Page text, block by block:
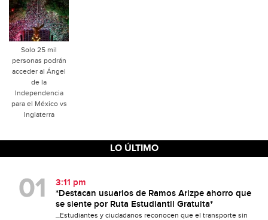
Solo 25 mil
personas podrán
acceder al Ángel
de la
Independencia
para el México vs
Inglaterra
LO ÚLTIMO
3:11 pm
*Destacan usuarios de Ramos Arizpe ahorro que
se siente por Ruta Estudiantil Gratuita*
_Estudiantes y ciudadanos reconocen que el transporte sin